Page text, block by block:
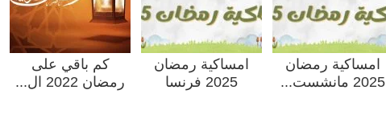
امساكية رمضان
2025 مانشست...
امساكية رمضان
2025 فرنسا
كم باقي على
رمضان 2022 ال...